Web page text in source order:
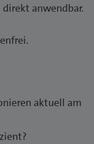
anwendbar.
aktuell am